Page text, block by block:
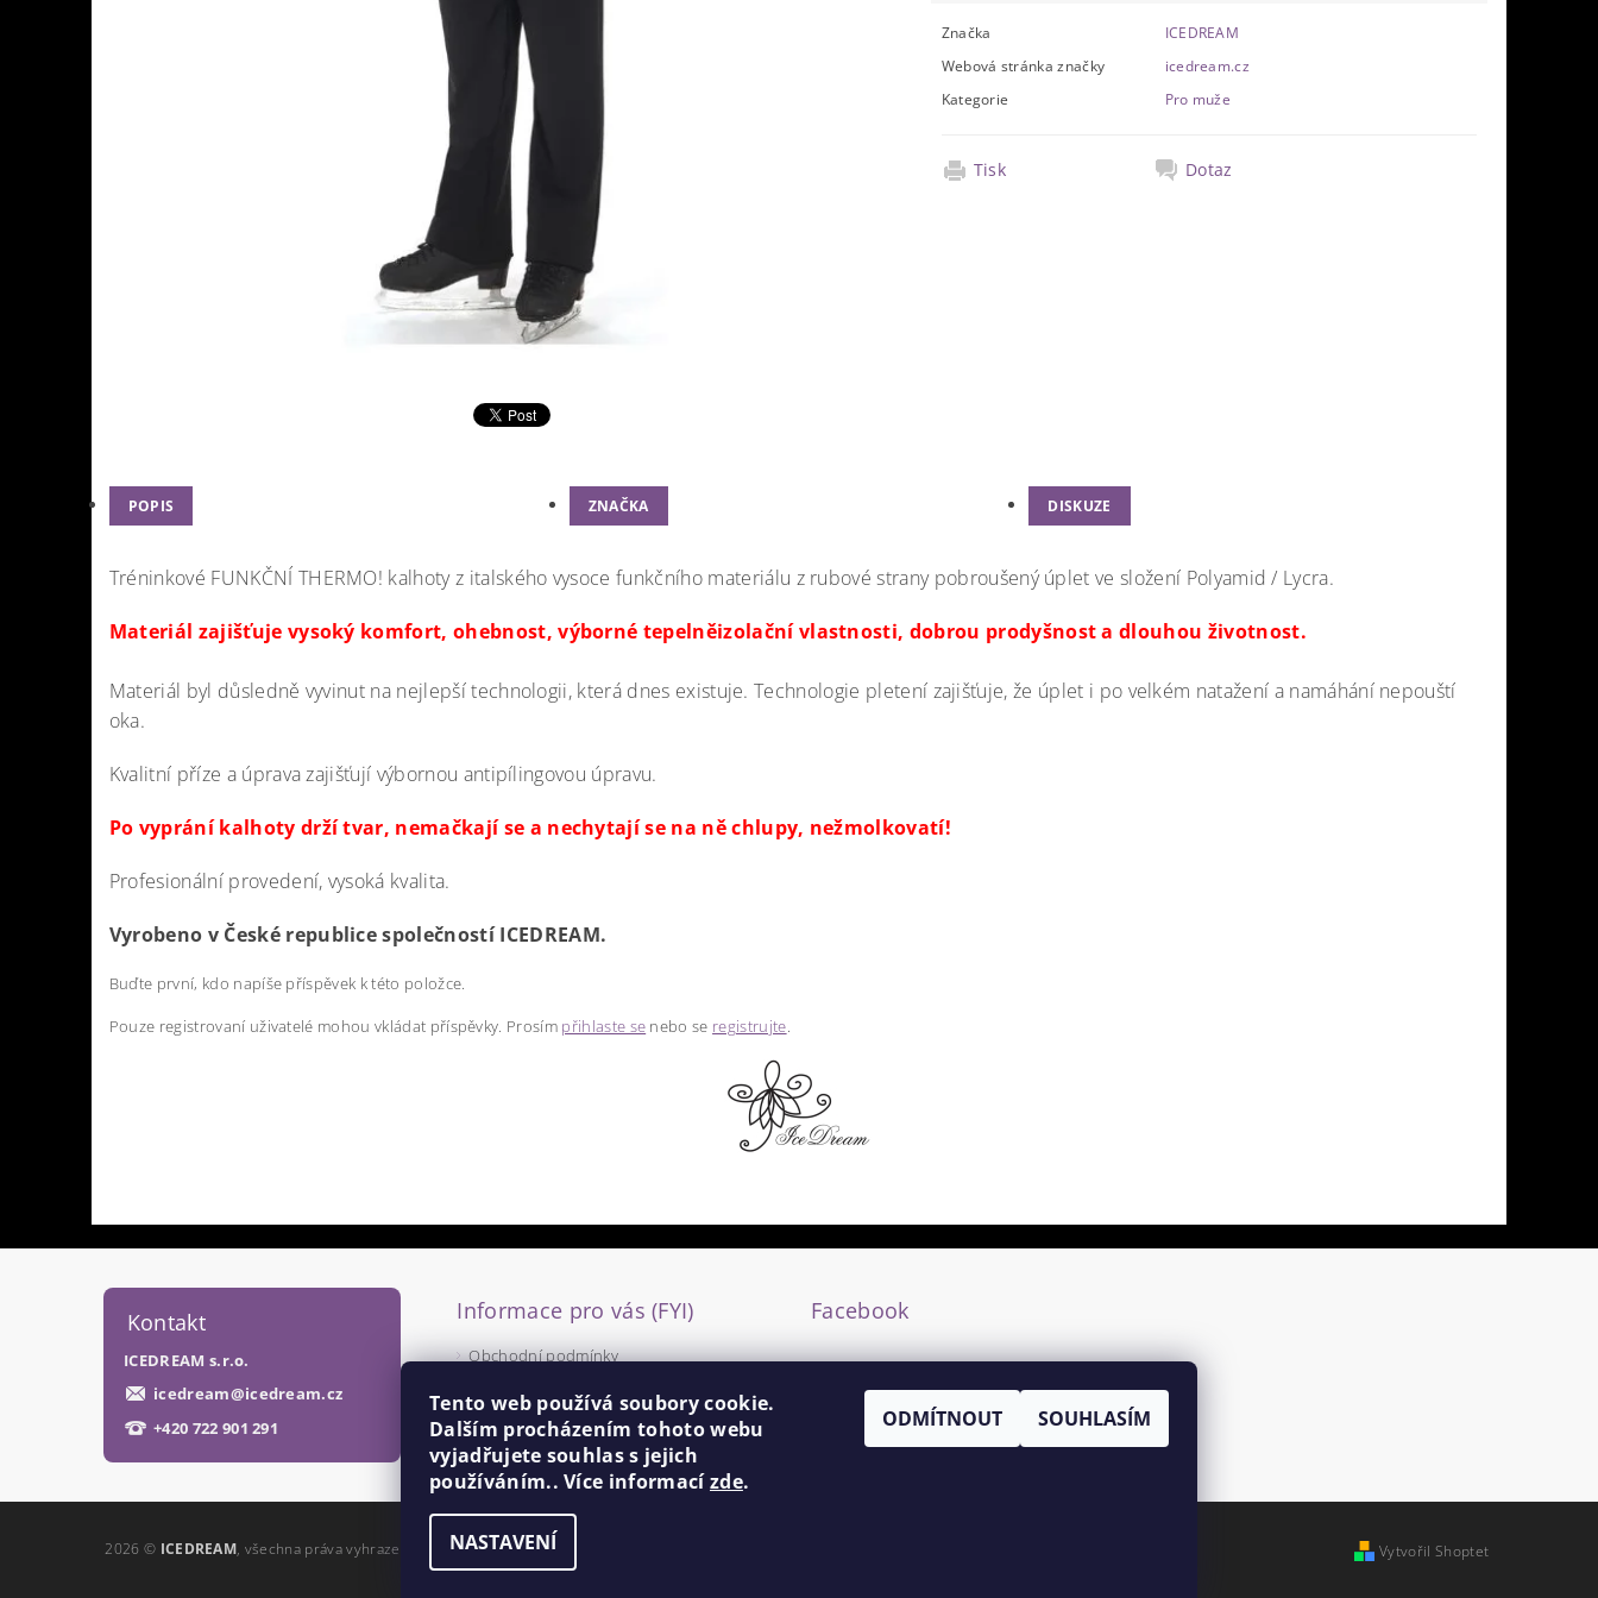
Značka
ICEDREAM
Webová stránka značky
icedream.cz
Kategorie
Pro muže
Tisk Dotaz
POPIS ZNAČKA DISKUZE
Tréninkové FUNKČNÍ THERMO! kalhoty z italského vysoce funkčního materiálu z rubové strany pobroušený úplet ve složení Polyamid / Lycra.
Materiál zajišťuje vysoký komfort, ohebnost, výborné tepelněizolační vlastnosti, dobrou prodyšnost a dlouhou životnost.
Materiál byl důsledně vyvinut na nejlepší technologii, která dnes existuje. Technologie pletení zajišťuje, že úplet i po velkém natažení a namáhání nepouští
oka.
Kvalitní příze a úprava zajišťují výbornou antipílingovou úpravu.
Po vyprání kalhoty drží tvar, nemačkají se a nechytají se na ně chlupy, nežmolkovatí!
Profesionální provedení, vysoká kvalita.
Vyrobeno v České republicespolečností ICEDREAM.
Buďte první, kdo napíše příspěvek k této položce.
Pouze registrovaní uživatelé mohou vkládat příspěvky. Prosím přihlaste se nebo se registrujte.
Kontakt
ICEDREAM s.r.o.
icedream@icedream.cz
+420 722 901 291
Informace pro vás (FYI)
Obchodní podmínky
Facebook
2026 © ICEDREAM, všechna práva vyhrazena Upravit nastavení cookies Vytvořil Shoptet
Tento web používá soubory cookie.
Dalším procházením tohoto webu
vyjadřujete souhlas s jejich
používáním.. Více informacízde.
NASTAVENÍ
ODMÍTNOUT SOUHLASÍM